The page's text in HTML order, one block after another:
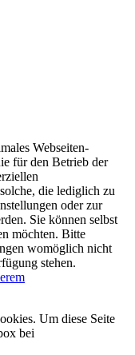
Webseiten-
für den Betrieb der
die lediglich zu
oder zur
Sie können selbst
möchten. Bitte
womöglich nicht
stehen.
Um diese Seite
bei